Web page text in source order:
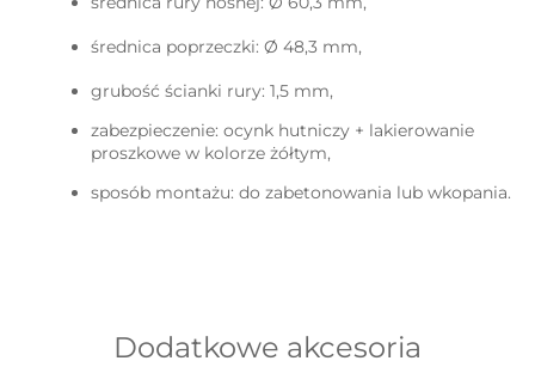
średnica poprzeczki: Ø 48,3 mm,
grubość ścianki rury: 1,5 mm,
zabezpieczenie: ocynk hutniczy + lakierowanie
proszkowe w kolorze żółtym,
sposób montażu: do zabetonowania lub wkopania.
Dodatkowe akcesoria